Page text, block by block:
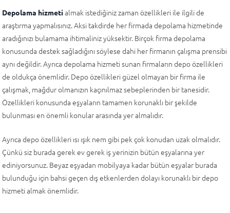
Depolama hizmetialmak istediğiniz zaman özellikleri ile ilgili de
araştırma yapmalısınız. Aksi takdirde her firmada depolama hizmetinde
aradığınızı bulamama ihtimaliniz yüksektir. Birçok firma depolama
konusunda destek sağladığını söylese dahi her firmanın çalışma prensibi
aynı değildir. Ayrıca depolama hizmeti sunan firmaların depo özellikleri
de oldukça önemlidir. Depo özellikleri güzel olmayan bir firma ile
çalışmak, mağdur olmanızın kaçınılmaz sebeplerinden bir tanesidir.
Özellikleri konusunda eşyaların tamamen korunaklı bir şekilde
bulunması en önemli konular arasında yer almalıdır.
Ayrıca depo özellikleri ısı ışık nem gibi pek çok konudan uzak olmalıdır.
Çünkü siz burada gerek ev gerek iş yerinizin bütün eşyalarına yer
ediniyorsunuz. Beyaz eşyadan mobilyaya kadar bütün eşyalar burada
bulunduğu için bahsi geçen dış etkenlerden dolayı korunaklı bir depo
hizmeti almak önemlidir.